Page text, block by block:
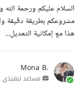
السلام عليكم ورحمة الله
مشروعكم بطريقة دقيقة
هذا مع إمكانية التعديل...
Mona B.
مساعد تنفيذي